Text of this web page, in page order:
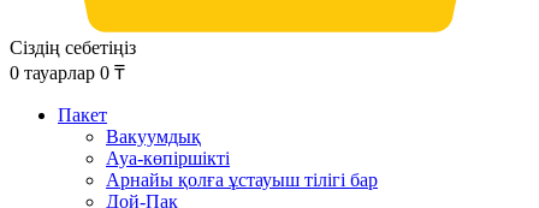
Сіздің себетіңіз
0 тауарлар 0 ₸
Пакет
Вакуумдық
Ауа-көпіршікті
Арнайы қолға ұстауыш тілігі бар
Дой-Пак